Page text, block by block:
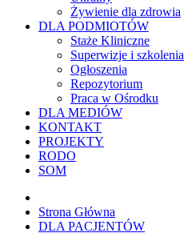
Żywienie dla zdrowia
DLA PODMIOTÓW
Staże Kliniczne
Superwizje i szkolenia
Ogłoszenia
Repozytorium
Praca w Ośrodku
DLA MEDIÓW
KONTAKT
PROJEKTY
RODO
SOM
Strona Główna
DLA PACJENTÓW